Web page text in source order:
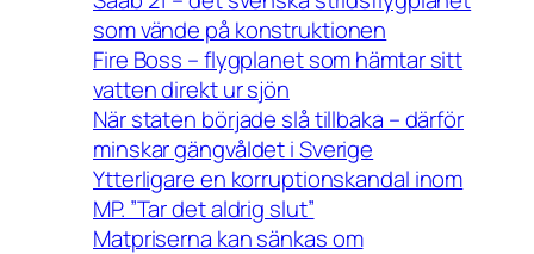
som vände på konstruktionen
Fire Boss – flygplanet som hämtar sitt
vatten direkt ur sjön
När staten började slå tillbaka – därför
minskar gängvåldet i Sverige
Ytterligare en korruptionskandal inom
MP. ”Tar det aldrig slut”
Matpriserna kan sänkas om